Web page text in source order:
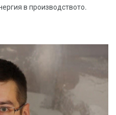
в производството.